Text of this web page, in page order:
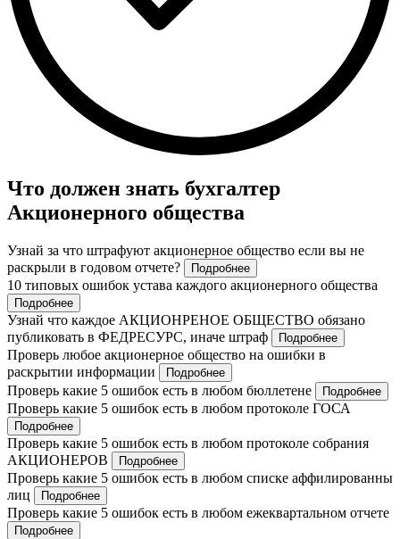
Что должен знать бухгалтер
Акционерного общества
Узнай за что штрафуют акционерное общество если вы не
раскрыли в годовом отчете?
Подробнее
10 типовых ошибок устава каждого акционерного общества
Подробнее
Узнай что каждое АКЦИОНРЕНОЕ ОБЩЕСТВО обязано
публиковать в ФЕДРЕСУРС, иначе штраф
Подробнее
Проверь любое акционерное общество на ошибки в
раскрытии информации
Подробнее
Проверь какие 5 ошибок есть в любом бюллетене Подробнее
Проверь какие 5 ошибок есть в любом протоколе ГОСА
Подробнее
Проверь какие 5 ошибок есть в любом протоколе собрания
АКЦИОНЕРОВ
Подробнее
Проверь какие 5 ошибок есть в любом списке аффилированны
лиц
Подробнее
Проверь какие 5 ошибок есть в любом ежеквартальном отчете
Подробнее